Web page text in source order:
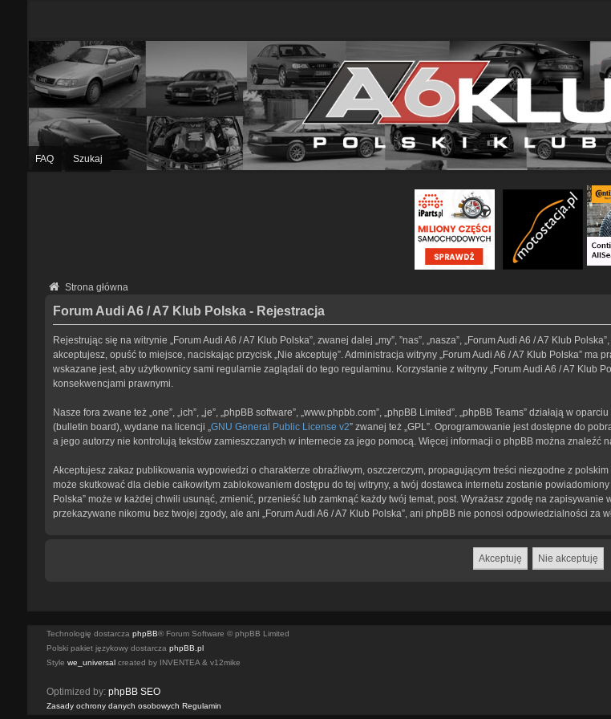
FAQ Szukaj
Strona główna
Forum Audi A6 / A7 Klub Polska - Rejestracja
Rejestrując się na witrynie „Forum Audi A6 / A7 Klub Polska”, zwanej dalej „my”, ”nas”, „nasza”, „Forum Audi A6 / A7 Klub
akceptujesz, opuść to miejsce, naciskając przycisk „Nie akceptuję”. Administracja witryny „Forum Audi A6 / A7 Klub Polska”
wskazane jest, aby użytkownicy sami regularnie zaglądali do tego regulaminu. Korzystanie z witryny „Forum Audi A6 / A7 Klub
konsekwencjami prawnymi.
Nasze fora zwane też „one”, „ich”, „je”, „phpBB software”, „www.phpbb.com”, „phpBB Limited”, „phpBB Teams” działają w
(bulletin board), wydane na licencji „GNU General Public License v2” zwanej też „GPL”. Oprogramowanie jest dostępne do
a jego autorzy nie kontrolują tekstów zamieszczanych w internecie za jego pomocą. Więcej informacji o phpBB można znaleźć
Akceptujesz zakaz publikowania wypowiedzi o charakterze obraźliwym, oszczerczym, propagującym treści niezgodne z
może skutkować dla ciebie całkowitym zablokowaniem dostępu do tej witryny, a twój dostawca internetu zostanie
Polska” może w każdej chwili usunąć, zmienić, przenieść lub zamknąć każdy twój temat, post. Wyrażasz zgodę na
przekazywane nikomu bez twojej zgody, ale ani „Forum Audi A6 / A7 Klub Polska”, ani phpBB nie ponosi odpowiedzialności za
Technologię dostarcza phpBB® Forum Software © phpBB Limited
Polski pakiet językowy dostarcza phpBB.pl
Style we_universalcreated by INVENTEA & v12mike
Optimized by: phpBB SEO
Zasady ochrony danych osobowych Regulamin